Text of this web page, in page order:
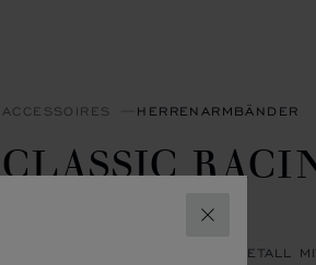
SCHLIESSEN
ACCESSOIRES HERRENARMBÄNDER
CLASSIC
ARMBAND
BORDEAUX-LEDER - SILBER - METALL